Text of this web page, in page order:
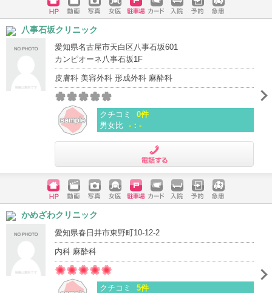
ホームペ
ージ
動画 写真 女医 駐車場
クレジッ
入院 予約 急患
八事石坂クリニック
愛知県名古屋市天白区八事石坂601
カンピオーネ八事石坂1F
皮膚科 美容外科 形成外科 麻酔科
クチコミ
0件
男女比 -：-
ホームペ
ージ
動画 写真 女医 駐車場
クレジッ
入院 予約 急患
かめざわクリニック
愛知県春日井市東野町10-12-2
内科 麻酔科
クチコミ
5件